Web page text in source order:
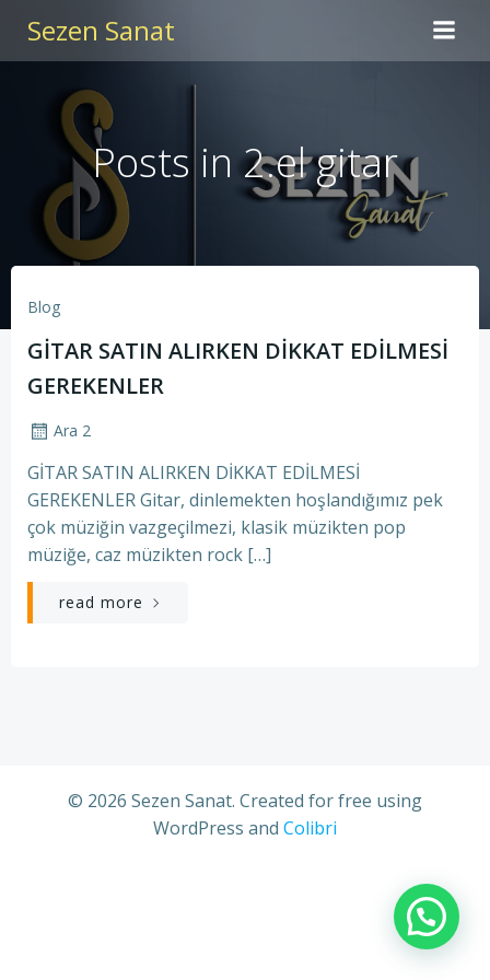
Sezen Sanat
Posts in 2.el gitar
Blog
GİTAR SATIN ALIRKEN DİKKAT EDİLMESİ
GEREKENLER
Ara 2
GİTAR SATIN ALIRKEN DİKKAT EDİLMESİ
GEREKENLER Gitar, dinlemekten hoşlandığımız pek
çok müziğin vazgeçilmezi, klasik müzikten pop
müziğe, caz müzikten rock […]
read more
© 2026 Sezen Sanat. Created for free using
WordPress and Colibri